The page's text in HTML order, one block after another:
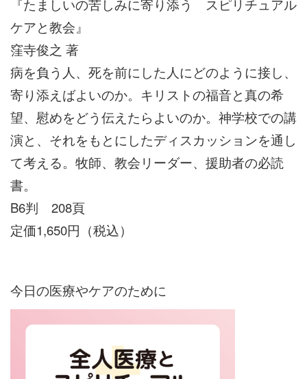
『たましいの苦しみに寄り添う スピリチュアル
ケアと教会』
窪寺俊之 著
病を負う人、死を前にした人にどのように接し、
寄り添えばよいのか。キリストの福音と真の希
望、慰めをどう伝えたらよいのか。神学校での講
演と、それをもとにしたディスカッションを通し
て考える。牧師、教会リーダー、援助者の必読
書。
B6判 208頁
定価1,650円（税込）
今日の医療やケアのために